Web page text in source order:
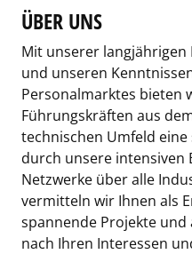
ÜBER UNS
Mit unserer
und unseren
Personalmarktes bieten
Führungskräften aus
technischen Umfeld
durch unsere intensiven
Netzwerke über alle
vermitteln wir Ihnen als
spannende Projekte
nach Ihren Interessen